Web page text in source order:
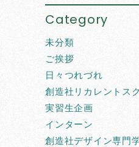
Category
未分類
ご挨拶
日々つれづれ
創造社リカレントス
実習生企画
インターン
創造社デザイン専門